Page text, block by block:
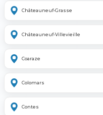
Châteauneuf-Grasse
Châteauneuf-Villevieille
Coaraze
Colomars
Contes